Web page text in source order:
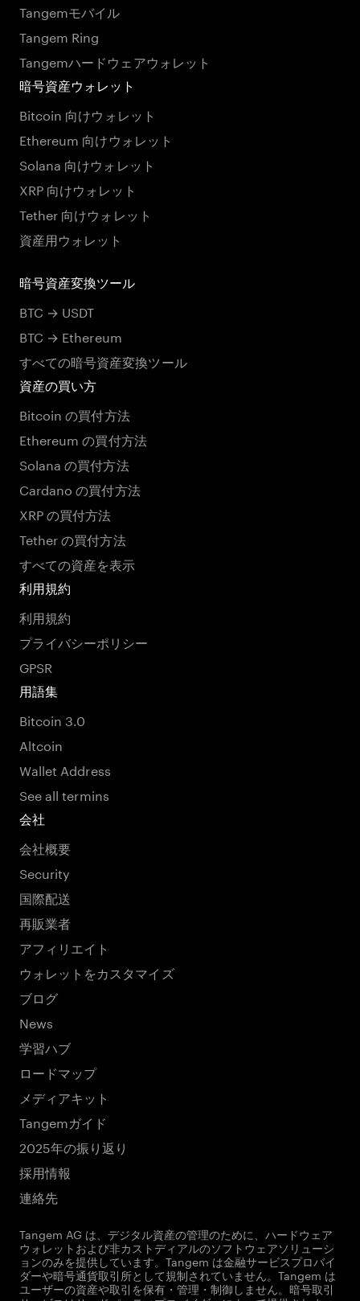
Tangemモバイル
Tangem Ring
Tangemハードウェアウォレット
暗号資産ウォレット
Bitcoin 向けウォレット
Ethereum 向けウォレット
Solana 向けウォレット
XRP 向けウォレット
Tether 向けウォレット
資産用ウォレット
暗号資産変換ツール
BTC → USDT
BTC → Ethereum
すべての暗号資産変換ツール
資産の買い方
Bitcoin の買付方法
Ethereum の買付方法
Solana の買付方法
Cardano の買付方法
XRP の買付方法
Tether の買付方法
すべての資産を表示
利用規約
利用規約
プライバシーポリシー
GPSR
用語集
Bitcoin 3.0
Altcoin
Wallet Address
See all termins
会社
会社概要
Security
国際配送
再販業者
アフィリエイト
ウォレットをカスタマイズ
ブログ
News
学習ハブ
ロードマップ
メディアキット
Tangemガイド
2025年の振り返り
採用情報
連絡先
Tangem AG は、デジタル資産の管理のために、ハードウェア
ウォレットおよび非カストディアルのソフトウェアソリューシ
ョンのみを提供しています。Tangem は金融サービスプロバイ
ダーや暗号通貨取引所として規制されていません。Tangem は
ユーザーの資産や取引を保有・管理・制御しません。暗号取引